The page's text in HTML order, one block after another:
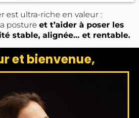
est ultra-riche en valeur :
posture et t’aider à poser les
stable, alignée… et rentable.
et bienvenue,